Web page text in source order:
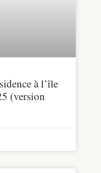
à l’île
(version